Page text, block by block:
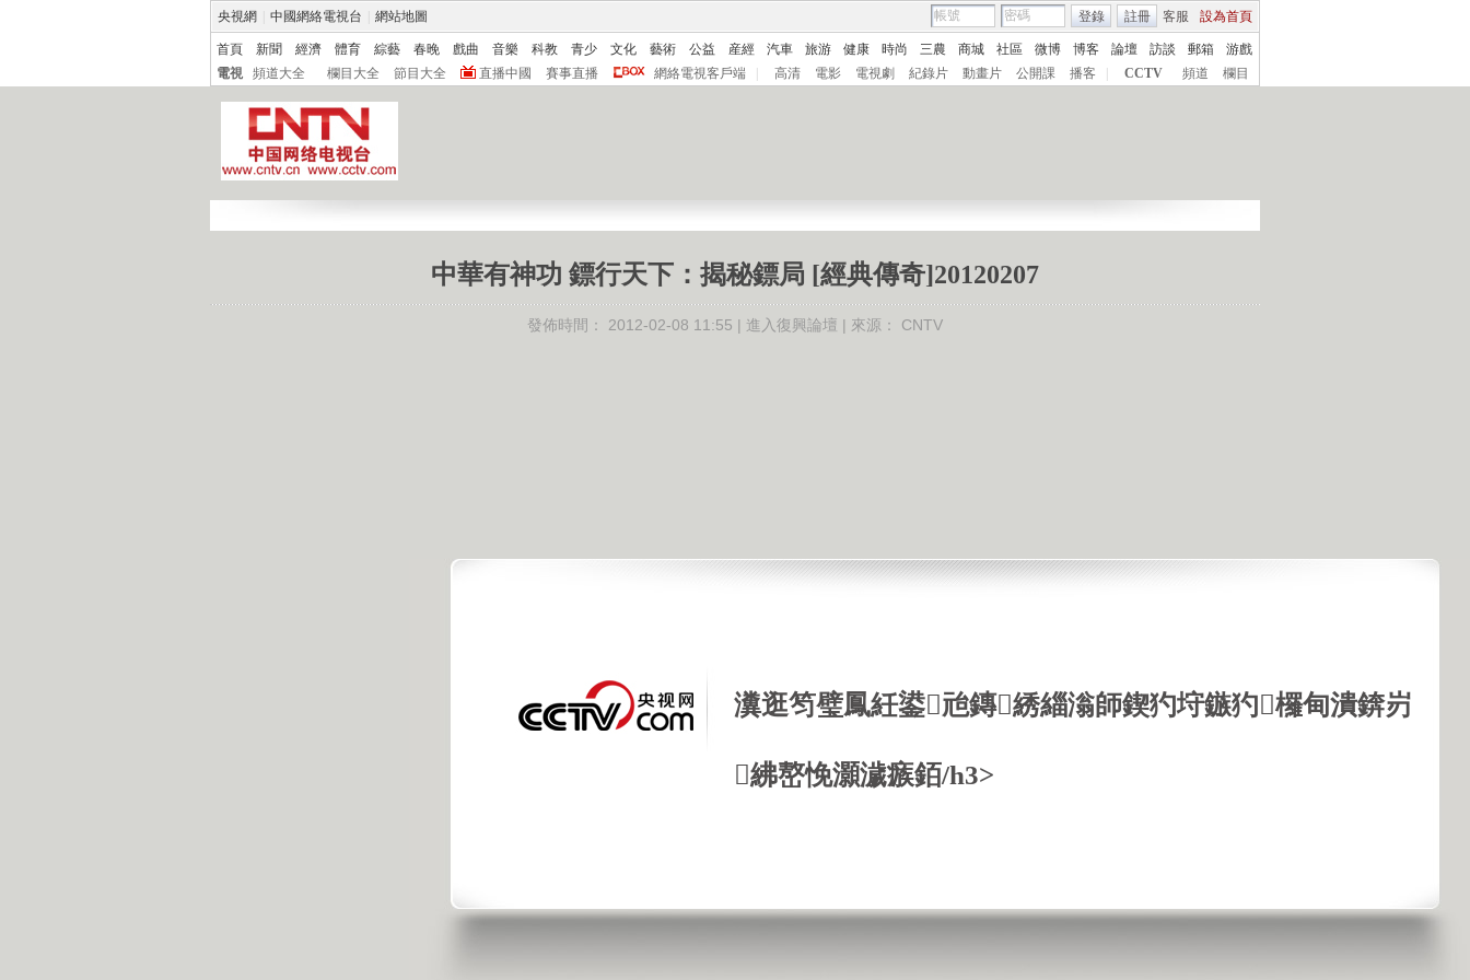
央視網 中國網絡電視台 網站地圖 客服 設為首頁
登錄 註冊
首頁 新聞 經濟 體育 綜藝 春晚 戲曲 音樂 科教 青少 文化 藝術 公益 産經 汽車 旅游 健康 時尚 三農 商城 社區 微博 博客 論壇 訪談 郵箱
游戲
電視
頻道大全 欄目大全 節目大全 直播中國 賽事直播 網絡電視客戶端 高清 電影 電視劇 紀錄片 動畫片 公開課 播客 CCTV 頻道 欄目
瀵逛笉璧鳳紝鍙兘鏄綉緇滃師鍥犳垨鏃犳欏甸潰錛岃
紼嶅悗灝濊瘯銆/h3>
中華有神功 鏢行天下：揭秘鏢局 [經典傳奇]20120207
發佈時間： 2012-02-08 11:55 | 進入復興論壇 | 來源： CNTV